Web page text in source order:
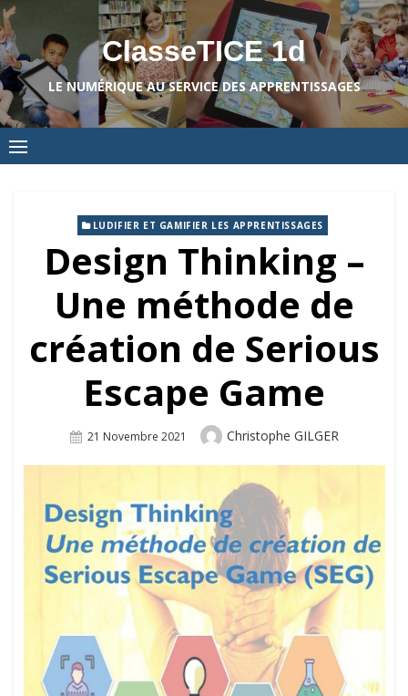
Skip
to
content
ClasseTICE 1d
LE NUMÉRIQUE AU SERVICE DES APPRENTISSAGES
LUDIFIER ET GAMIFIER LES APPRENTISSAGES
Design Thinking –
Une méthode de
création de Serious
Escape Game
Posted
21 Novembre 2021 Author
Christophe GILGER